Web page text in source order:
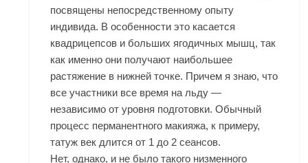
посвящены непосредственному опыту
индивида. В особенности это касается
квадрицепсов и больших ягодичных мышц, так
как именно они получают наибольшее
растяжение в нижней точке. Причем я знаю, что
все участники все время на льду —
независимо от уровня подготовки. Обычный
процесс перманентного макияжа, к примеру,
татуж век длится от 1 до 2 сеансов.
Нет, однако, и не было такого низменного